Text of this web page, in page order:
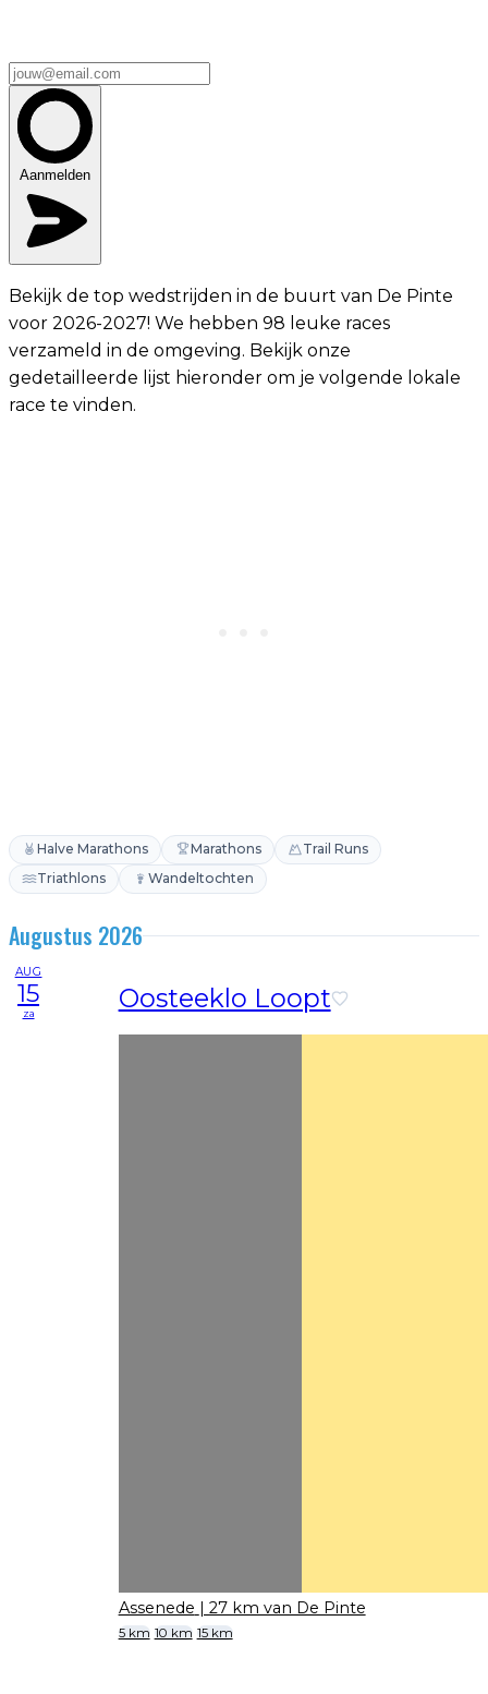
Aanmelden
Bekijk de top wedstrijden in de buurt van De Pinte
voor 2026-2027! We hebben 98 leuke races
verzameld in de omgeving. Bekijk onze
gedetailleerde lijst hieronder om je volgende lokale
race te vinden.
Halve Marathons Marathons
Trail Runs
Triathlons
Wandeltochten
Augustus 2026
AUG
15
za Oosteeklo Loopt
Assenede | 27 km van De Pinte
5 km 10 km 15 km